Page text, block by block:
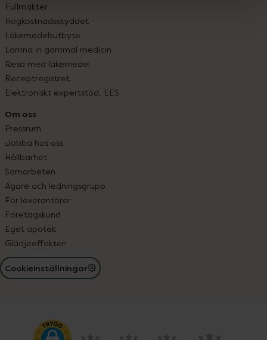
Fullmakter
Högkostnadsskyddet
Läkemedelsutbyte
Lämna in gammal medicin
Resa med läkemedel
Receptregistret
Elektroniskt expertstöd, EES
Om oss
Pressrum
Jobba hos oss
Hållbarhet
Samarbeten
Ägare och ledningsgrupp
För leverantörer
Företagskund
Eget apotek
Glädjeeffekten
Cookieinställningar